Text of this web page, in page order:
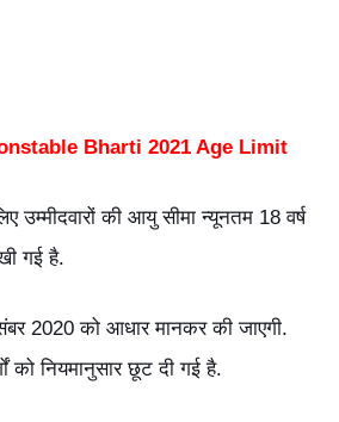
Bharti 2021 Age Limit
उम्मीदवारों की आयु सीमा न्यूनतम 18 वर्ष
गई है.
2020 को आधार मानकर की जाएगी.
को नियमानुसार छूट दी गई है.